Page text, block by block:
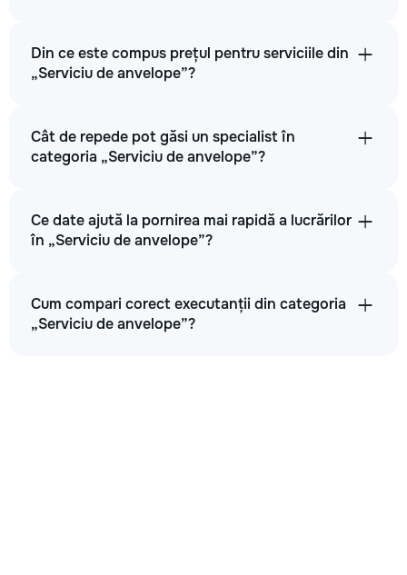
Din ce este compus prețul pentru serviciile din
„Serviciu de anvelope”?
Cât de repede pot găsi un specialist în
categoria „Serviciu de anvelope”?
Ce date ajută la pornirea mai rapidă a lucrărilor
în „Serviciu de anvelope”?
Cum compari corect executanții din categoria
„Serviciu de anvelope”?